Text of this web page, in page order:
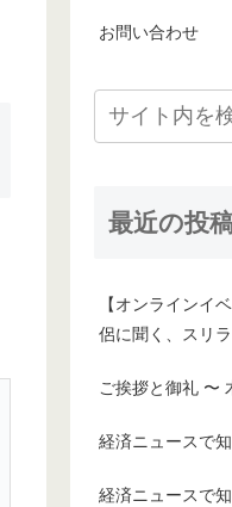
お問い合わせ
最近の投
【オンラインイ
侶に聞く、スリ
ご挨拶と御礼 〜
経済ニュースで
経済ニュースで